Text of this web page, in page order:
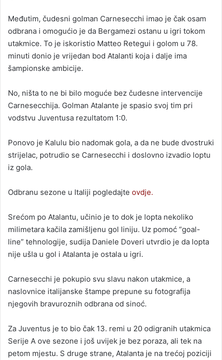
Međutim, čudesni golman Carnesecchi imao je čak osam
odbrana i omogućio je da Bergamezi ostanu u igri tokom
utakmice. To je iskoristio Matteo Retegui i golom u 78.
minuti donio je vrijedan bod Atalanti koja i dalje ima
šampionske ambicije.
No, ništa to ne bi bilo moguće bez čudesne intervencije
Carnesecchija. Golman Atalante je spasio svoj tim pri
vodstvu Juventusa rezultatom 1:0.
Ponovo je Kalulu bio nadomak gola, a da ne bude dvostruki
strijelac, potrudio se Carnesecchi i doslovno izvadio loptu
iz gola.
Odbranu sezone u Italiji pogledajte ovdje.
Srećom po Atalantu, učinio je to dok je lopta nekoliko
milimetara kačila zamišljenu gol liniju. Uz pomoć “goal-
line” tehnologije, sudija Daniele Doveri utvrdio je da lopta
nije ušla u gol i Atalanta je ostala u igri.
Carnesecchi je pokupio svu slavu nakon utakmice, a
naslovnice italijanske štampe prepune su fotografija
njegovih bravuroznih odbrana od sinoć.
Za Juventus je to bio čak 13. remi u 20 odigranih utakmica
Serije A ove sezone i još uvijek je bez poraza, ali tek na
petom mjestu. S druge strane, Atalanta je na trećoj poziciji